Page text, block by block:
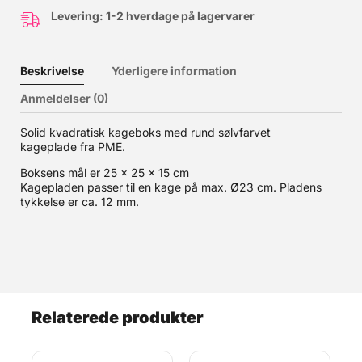
Levering: 1-2 hverdage på lagervarer
Beskrivelse
Yderligere information
Anmeldelser (0)
Solid kvadratisk kageboks med rund sølvfarvet
kageplade fra PME.
Boksens mål er 25 x 25 x 15 cm
Kagepladen passer til en kage på max. Ø23 cm. Pladens
tykkelse er ca. 12 mm.
Relaterede produkter